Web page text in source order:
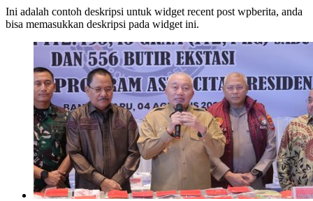
Ini adalah contoh deskripsi untuk widget recent post wpberita, anda
bisa memasukkan deskripsi pada widget ini.